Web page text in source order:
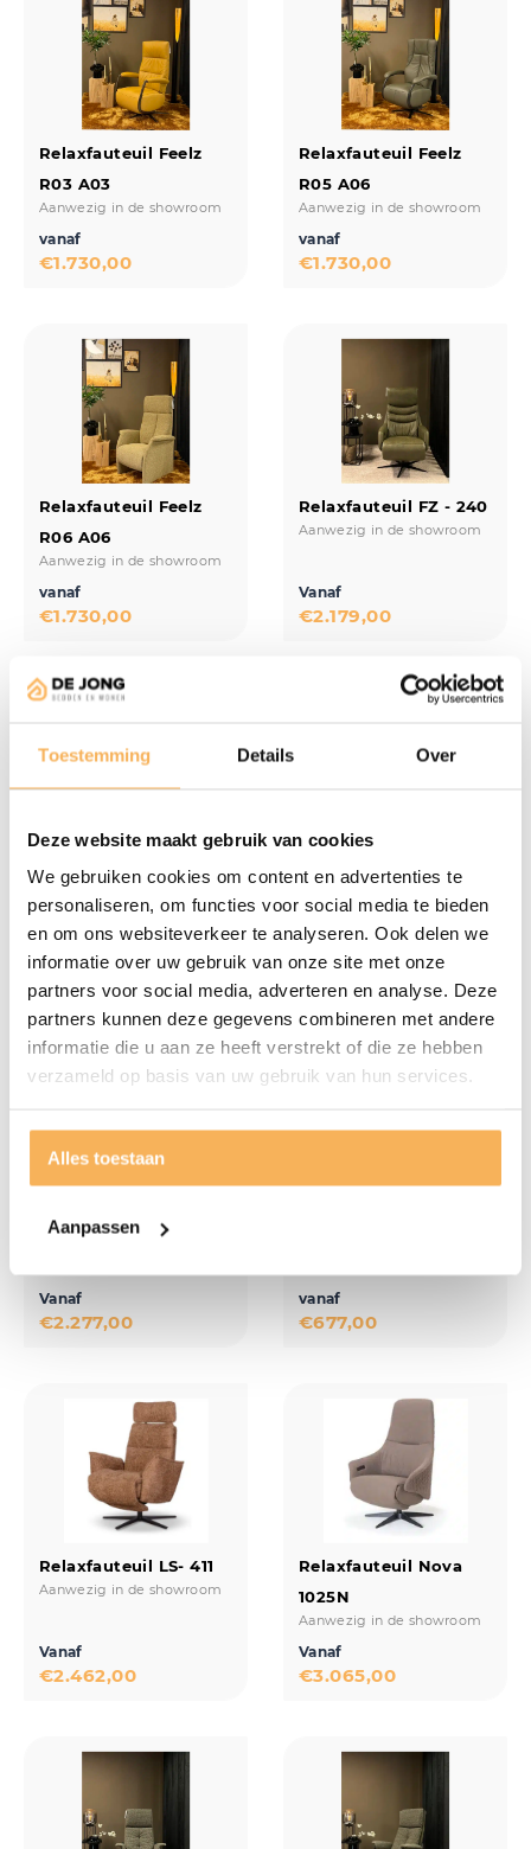
Toestemming Details Over
Deze website maakt gebruik van cookies
We gebruiken cookies om content en advertenties te
personaliseren, om functies voor social media te bieden
en om ons websiteverkeer te analyseren. Ook delen we
informatie over uw gebruik van onze site met onze
partners voor social media, adverteren en analyse. Deze
partners kunnen deze gegevens combineren met andere
informatie die u aan ze heeft verstrekt of die ze hebben
verzameld op basis van uw gebruik van hun services.
Alles toestaan
Aanpassen
Relaxfauteuil Feelz
R03 A03
Aanwezig in de showroom
vanaf
€1.730,00
Relaxfauteuil Feelz
R05 A06
Aanwezig in de showroom
vanaf
€1.730,00
Relaxfauteuil Feelz
R06 A06
Aanwezig in de showroom
vanaf
€1.730,00
Relaxfauteuil FZ - 240
Aanwezig in de showroom
Vanaf
€2.179,00
Aanwezig in de showroom
€2.277,00
Aanwezig in de showroom
NU
€3.225,00 €2.450,00
- Releazz
Vanaf
€2.277,00
vanaf
€677,00
Relaxfauteuil LS- 411
Aanwezig in de showroom
Vanaf
€2.462,00
Relaxfauteuil Nova
1025N
Aanwezig in de showroom
Vanaf
€3.065,00